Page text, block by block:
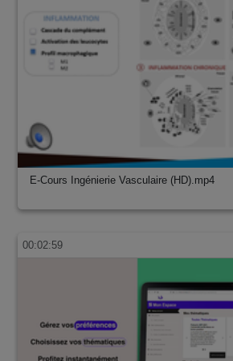
E-Cours Ingénierie Vasculaire (HD).mp4
00:02:59